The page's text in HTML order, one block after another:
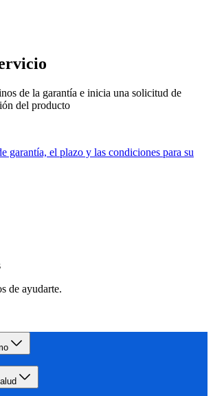
de la garantía e inicia una solicitud de
del producto
garantía, el plazo y las condiciones para su
de ayudarte.